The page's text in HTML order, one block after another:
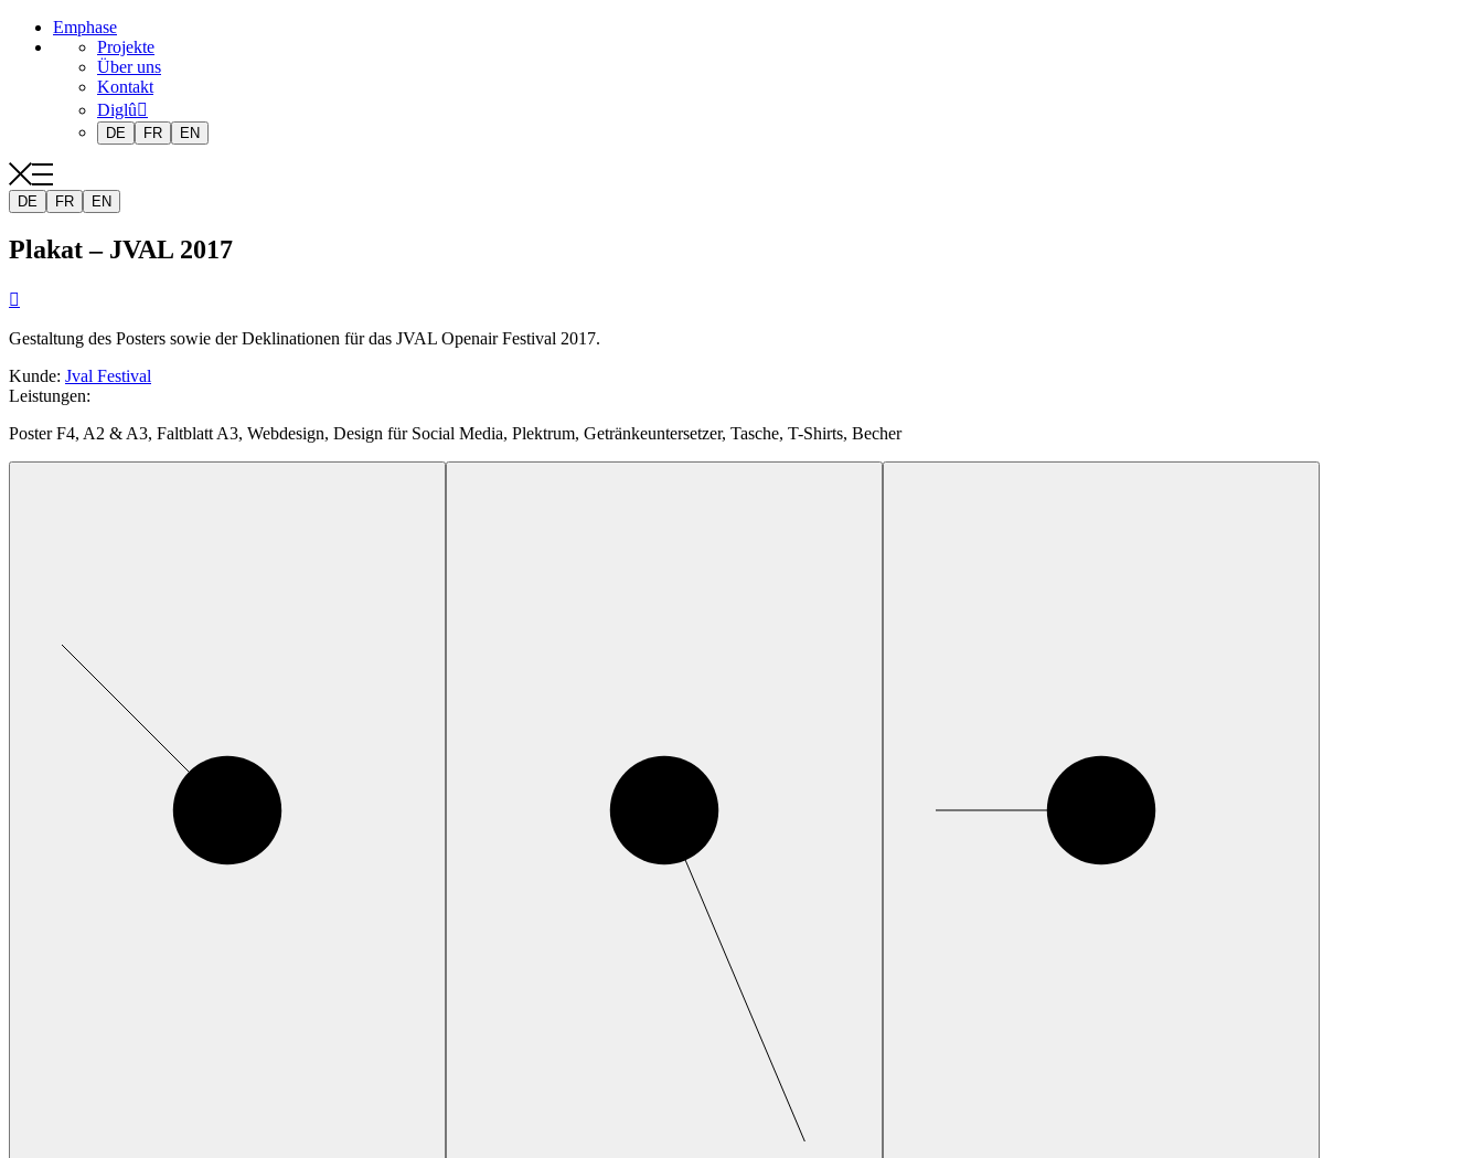
Emphase
Projekte
Über uns
Kontakt
Diglû
DE FR EN
DE FR EN
Plakat – JVAL 2017

Gestaltung des Posters sowie der Deklinationen für das JVAL Openair Festival 2017.
Kunde: Jval Festival
Leistungen:
Poster F4, A2 & A3, Faltblatt A3, Webdesign, Design für Social Media, Plektrum, Getränkeuntersetzer, Tasche, T-Shirts, Becher